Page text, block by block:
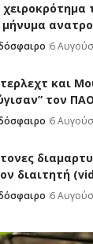
χειροκρότημα
μήνυμα
6
και
τον
6
διαιτητή
6